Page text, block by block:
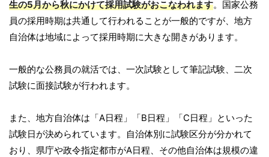
生の5月から秋にかけて採用試験がおこなわれます。国家公務
員の採用時期は共通して行われることが一般的ですが、地方
自治体は地域によって採用時期に大きな開きがあります。
一般的な公務員の就活では、一次試験として筆記試験、二次
試験に面接試験が行われます。
また、地方自治体は「A日程」「B日程」「C日程」といった
試験日が決められています。自治体別に試験区分が分かれて
おり、県庁や政令指定都市がA日程、その他自治体は規模の違